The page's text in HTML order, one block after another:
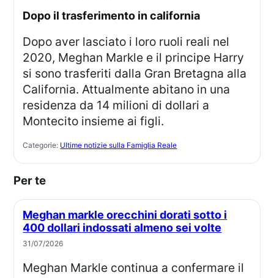
dopo il trasferimento in california
Dopo aver lasciato i loro ruoli reali nel
2020, Meghan Markle e il principe Harry
si sono trasferiti dalla Gran Bretagna alla
California. Attualmente abitano in una
residenza da 14 milioni di dollari a
Montecito insieme ai figli.
Categorie: Ultime notizie sulla Famiglia Reale
Per te
Meghan markle orecchini dorati sotto i
400 dollari indossati almeno sei volte
31/07/2026
Meghan Markle continua a confermare il